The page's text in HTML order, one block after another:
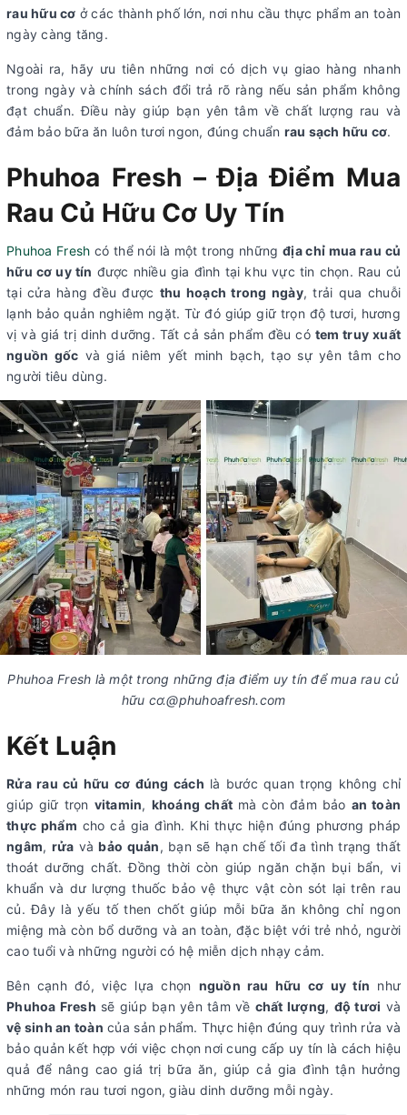
rau hữu cơ ở các thành phố lớn, nơi nhu cầu thực phẩm an toàn
ngày càng tăng.
Ngoài ra, hãy ưu tiên những nơi có dịch vụ giao hàng nhanh
trong ngày và chính sách đổi trả rõ ràng nếu sản phẩm không
đạt chuẩn. Điều này giúp bạn yên tâm về chất lượng rau và
đảm bảo bữa ăn luôn tươi ngon, đúng chuẩn rau sạch hữu cơ.
Phuhoa Fresh – Địa Điểm Mua
Rau Củ Hữu Cơ Uy Tín
Phuhoa Fresh có thể nói là một trong nhữngđịa chỉ mua rau củ
hữu cơ uy tín được nhiều gia đình tại khu vực tin chọn. Rau củ
tại cửa hàng đều được thu hoạch trong ngày, trải qua chuỗi
lạnh bảo quản nghiêm ngặt. Từ đó giúp giữ trọn độ tươi, hương
vị và giá trị dinh dưỡng. Tất cả sản phẩm đều có tem truy xuất
nguồn gốc và giá niêm yết minh bạch, tạo sự yên tâm cho
người tiêu dùng.
Phuhoa Fresh là một trong những địa điểm uy tín để mua rau củ
hữu cơ.@phuhoafresh.com
Kết Luận
Rửa rau củ hữu cơ đúng cách là bước quan trọng không chỉ
giúp giữ trọn vitamin, khoáng chất mà còn đảm bảo an toàn
thực phẩm cho cả gia đình. Khi thực hiện đúng phương pháp
ngâm, rửa vàbảo quản, bạn sẽ hạn chế tối đa tình trạng thất
thoát dưỡng chất. Đồng thời còn giúp ngăn chặn bụi bẩn, vi
khuẩn và dư lượng thuốc bảo vệ thực vật còn sót lại trên rau
củ. Đây là yếu tố then chốt giúp mỗi bữa ăn không chỉ ngon
miệng mà còn bổ dưỡng và an toàn, đặc biệt với trẻ nhỏ, người
cao tuổi và những người có hệ miễn dịch nhạy cảm.
Bên cạnh đó, việc lựa chọn nguồn rau hữu cơ uy tín như
Phuhoa Fresh sẽ giúp bạn yên tâm về chất lượng, độ tươi và
vệ sinh an toàn của sản phẩm. Thực hiện đúng quy trình rửa và
bảo quản kết hợp với việc chọn nơi cung cấp uy tín là cách hiệu
quả để nâng cao giá trị bữa ăn, giúp cả gia đình tận hưởng
những món rau tươi ngon, giàu dinh dưỡng mỗi ngày.